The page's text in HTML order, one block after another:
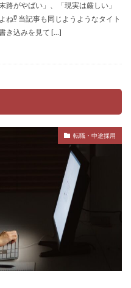
路がやばい」、「現実は厳しい」
ね⁉ 当記事も同じようようなタイト
き込みを見て […]
転職・中途採用